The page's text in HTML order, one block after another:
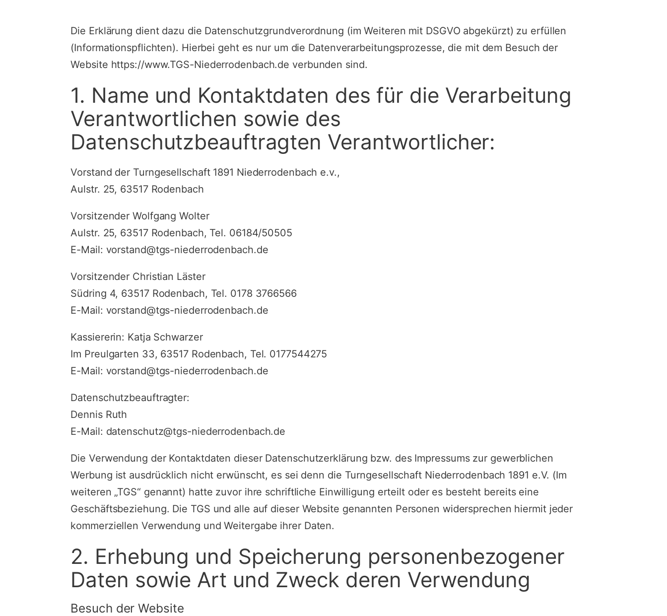
Die Erklärung dient dazu die Datenschutzgrundverordnung (im Weiteren mit DSGVO abgekürzt) zu erfüllen
(Informationspflichten). Hierbei geht es nur um die Datenverarbeitungsprozesse, die mit dem Besuch der
Website https://www.TGS-Niederrodenbach.de verbunden sind.
1. Name und Kontaktdaten des für die Verarbeitung
Verantwortlichen sowie des
Datenschutzbeauftragten Verantwortlicher:
Vorstand der Turngesellschaft 1891 Niederrodenbach e.v.,
Aulstr. 25, 63517 Rodenbach
Vorsitzender Wolfgang Wolter
Aulstr. 25, 63517 Rodenbach, Tel. 06184/50505
E-Mail: vorstand@tgs-niederrodenbach.de
Vorsitzender Christian Läster
Südring 4, 63517 Rodenbach, Tel. 0178 3766566
E-Mail: vorstand@tgs-niederrodenbach.de
Kassiererin: Katja Schwarzer
Im Preulgarten 33, 63517 Rodenbach, Tel. 0177544275
E-Mail: vorstand@tgs-niederrodenbach.de
Datenschutzbeauftragter:
Dennis Ruth
E-Mail: datenschutz@tgs-niederrodenbach.de
Die Verwendung der Kontaktdaten dieser Datenschutzerklärung bzw. des Impressums zur gewerblichen
Werbung ist ausdrücklich nicht erwünscht, es sei denn die Turngesellschaft Niederrodenbach 1891 e.V. (Im
weiteren „TGS“ genannt) hatte zuvor ihre schriftliche Einwilligung erteilt oder es besteht bereits eine
Geschäftsbeziehung. Die TGS und alle auf dieser Website genannten Personen widersprechen hiermit jeder
kommerziellen Verwendung und Weitergabe ihrer Daten.
2. Erhebung und Speicherung personenbezogener
Daten sowie Art und Zweck deren Verwendung
Besuch der Website